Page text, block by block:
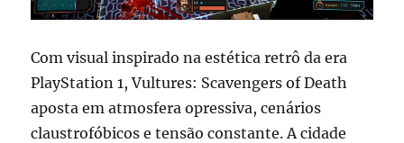
Com visual inspirado na estética retrô da era
PlayStation 1, Vultures: Scavengers of Death
aposta em atmosfera opressiva, cenários
claustrofóbicos e tensão constante. A cidade